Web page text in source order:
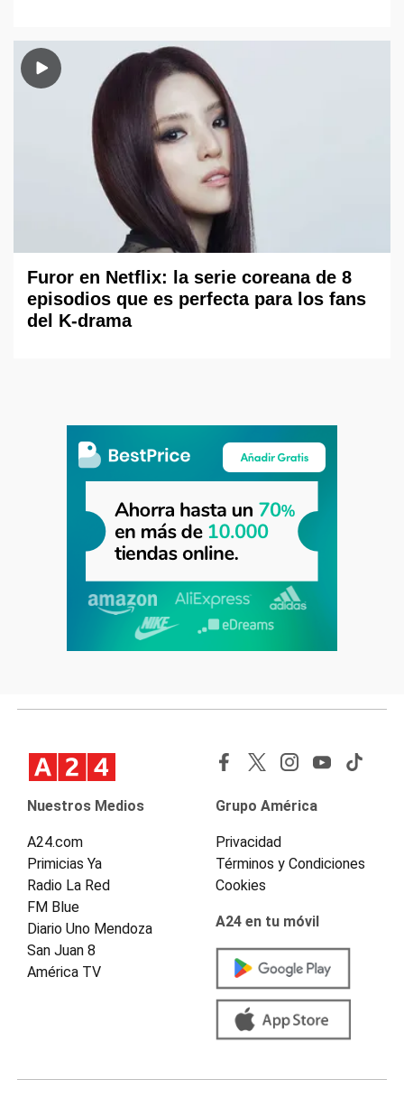
Furor en Netflix: la serie coreana de 8
episodios que es perfecta para los fans
del K-drama
Nuestros Medios
A24.com
Primicias Ya
Radio La Red
FM Blue
Diario Uno Mendoza
San Juan 8
América TV
Grupo América
Privacidad
Términos y Condiciones
Cookies
A24 en tu móvil